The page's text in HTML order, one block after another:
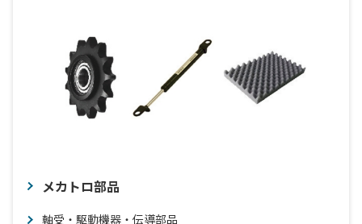
メカトロ部品
軸受・駆動機器・伝導部品